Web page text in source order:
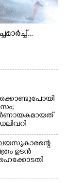
വയസുകാരന്റെ
ഉടൻ